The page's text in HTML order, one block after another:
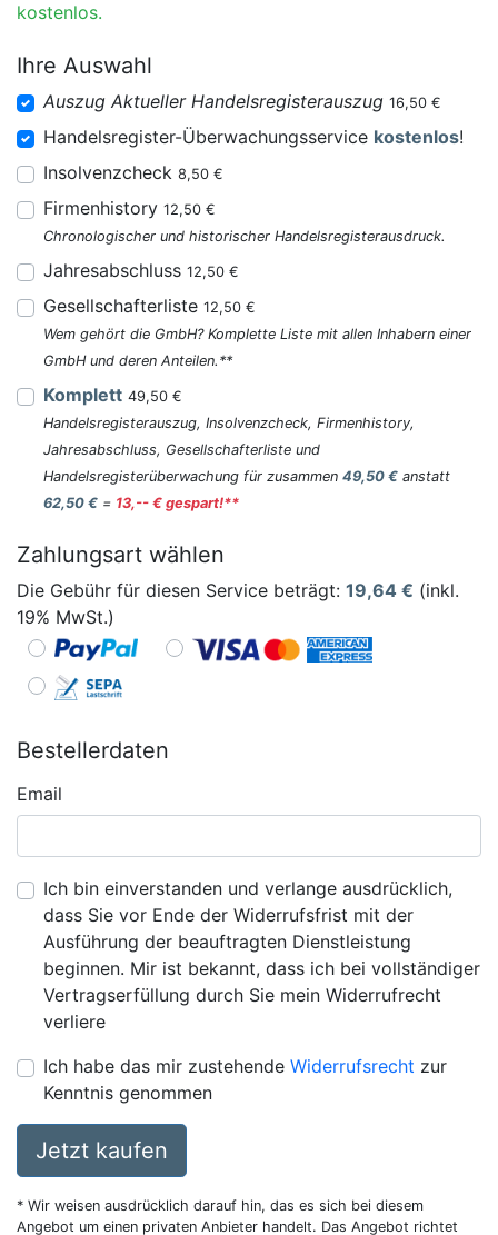
kostenlos.
Ihre Auswahl
Auszug Aktueller Handelsregisterauszug 16,50 €
Handelsregister-Überwachungsservice kostenlos!
Insolvenzcheck 8,50 €
Firmenhistory 12,50 €
Chronologischer und historischer Handelsregisterausdruck.
Jahresabschluss 12,50 €
Gesellschafterliste 12,50 €
Wem gehört die GmbH? Komplette Liste mit allen Inhabern einer
GmbH und deren Anteilen.**
Komplett 49,50 €
Handelsregisterauszug, Insolvenzcheck, Firmenhistory,
Jahresabschluss, Gesellschafterliste und
Handelsregisterüberwachung für zusammen 49,50 € anstatt
62,50 € = 13,-- € gespart!**
Zahlungsart wählen
Die Gebühr für diesen Service beträgt: 19,64 € (inkl.
19% MwSt.)
Bestellerdaten
Email
Ich bin einverstanden und verlange ausdrücklich,
dass Sie vor Ende der Widerrufsfrist mit der
Ausführung der beauftragten Dienstleistung
beginnen. Mir ist bekannt, dass ich bei vollständiger
Vertragserfüllung durch Sie mein Widerrufrecht
verliere
Ich habe das mir zustehende Widerrufsrecht zur
Kenntnis genommen
Jetzt kaufen
* Wir weisen ausdrücklich darauf hin, das es sich bei diesem
Angebot um einen privaten Anbieter handelt. Das Angebot richtet